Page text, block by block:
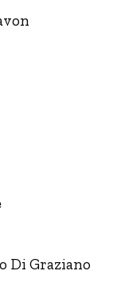
Di Graziano